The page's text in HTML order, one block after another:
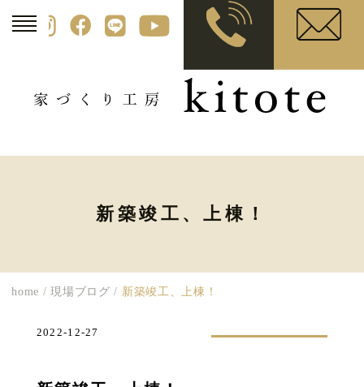
新築竣工、上棟！
home /現場ブログ / 新築竣工、上棟！
2022-12-27